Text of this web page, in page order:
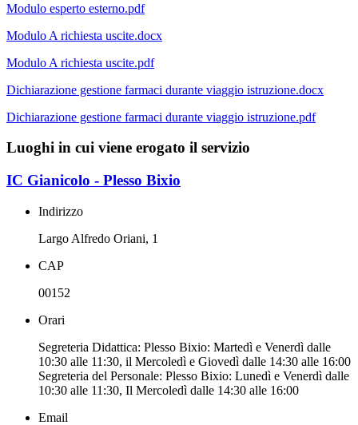
Modulo esperto esterno.pdf
Modulo A richiesta uscite.docx
Modulo A richiesta uscite.pdf
Dichiarazione gestione farmaci durante viaggio istruzione.docx
Dichiarazione gestione farmaci durante viaggio istruzione.pdf
Luoghi in cui viene erogato il servizio
IC Gianicolo - Plesso Bixio
Indirizzo
Largo Alfredo Oriani, 1
CAP
00152
Orari
Segreteria Didattica: Plesso Bixio: Martedì e Venerdì dalle
10:30 alle 11:30, il Mercoledì e Giovedì dalle 14:30 alle 16:00
Segreteria del Personale: Plesso Bixio: Lunedì e Venerdì dalle
10:30 alle 11:30, Il Mercoledì dalle 14:30 alle 16:00
Email